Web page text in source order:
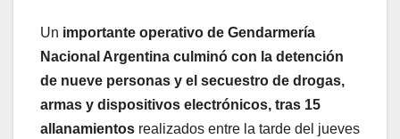
Un importante operativo de Gendarmería
Nacional Argentina culminó con la detención
de nueve personas y el secuestro de drogas,
armas y dispositivos electrónicos, tras 15
allanamientos realizados entre la tarde del jueves